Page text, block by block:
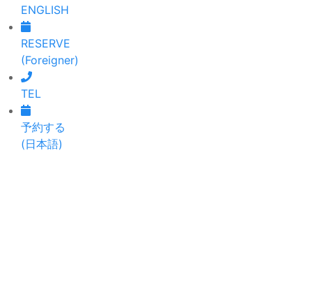
ENGLISH
RESERVE
(Foreigner)
TEL
予約する
(日本語)